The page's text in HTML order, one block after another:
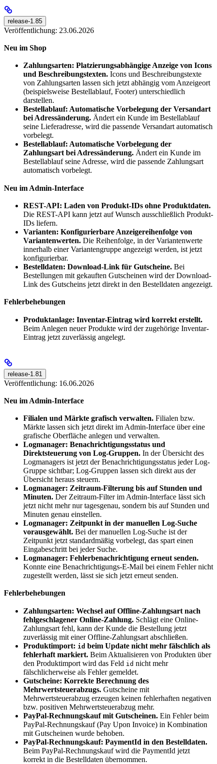
release-1.85
Veröffentlichung: 23.06.2026
Neu im Shop
Zahlungsarten: Platzierungsabhängige Anzeige von Icons
und Beschreibungstexten. Icons und Beschreibungstexte
von Zahlungsarten lassen sich jetzt abhängig vom Anzeigeort
(beispielsweise Bestellablauf, Footer) unterschiedlich
darstellen.
Bestellablauf: Automatische Vorbelegung der Versandart
bei Adressänderung. Ändert ein Kunde im Bestellablauf
seine Lieferadresse, wird die passende Versandart automatisch
vorbelegt.
Bestellablauf: Automatische Vorbelegung der
Zahlungsart bei Adressänderung. Ändert ein Kunde im
Bestellablauf seine Adresse, wird die passende Zahlungsart
automatisch vorbelegt.
Neu im Admin-Interface
REST-API: Laden von Produkt-IDs ohne Produktdaten.
Die REST-API kann jetzt auf Wunsch ausschließlich Produkt-
IDs liefern.
Varianten: Konfigurierbare Anzeigereihenfolge von
Variantenwerten. Die Reihenfolge, in der Variantenwerte
innerhalb einer Variantengruppe angezeigt werden, ist jetzt
konfigurierbar.
Bestelldaten: Download-Link für Gutscheine. Bei
Bestellungen mit gekauften Gutscheinen wird der Download-
Link des Gutscheins jetzt direkt in den Bestelldaten angezeigt.
Fehlerbehebungen
Produktanlage: Inventar-Eintrag wird korrekt erstellt.
Beim Anlegen neuer Produkte wird der zugehörige Inventar-
Eintrag jetzt zuverlässig angelegt.
release-1.81
Veröffentlichung: 16.06.2026
Neu im Admin-Interface
Filialen und Märkte grafisch verwalten. Filialen bzw.
Märkte lassen sich jetzt direkt im Admin-Interface über eine
grafische Oberfläche anlegen und verwalten.
Logmanager: Benachrichtigungsstatus und
Direktsteuerung von Log-Gruppen. In der Übersicht des
Logmanagers ist jetzt der Benachrichtigungsstatus jeder Log-
Gruppe sichtbar; Log-Gruppen lassen sich direkt aus der
Übersicht heraus steuern.
Logmanager: Zeitraum-Filterung bis auf Stunden und
Minuten. Der Zeitraum-Filter im Admin-Interface lässt sich
jetzt nicht mehr nur tagesgenau, sondern bis auf Stunden und
Minuten genau einstellen.
Logmanager: Zeitpunkt in der manuellen Log-Suche
vorausgewählt. Bei der manuellen Log-Suche ist der
Zeitpunkt jetzt standardmäßig vorbelegt, das spart einen
Eingabeschritt bei jeder Suche.
Logmanager: Fehlerbenachrichtigung erneut senden.
Konnte eine Benachrichtigungs-E-Mail bei einem Fehler nicht
zugestellt werden, lässt sie sich jetzt erneut senden.
Fehlerbehebungen
Zahlungsarten: Wechsel auf Offline-Zahlungsart nach
fehlgeschlagener Online-Zahlung. Schlägt eine Online-
Zahlungsart fehl, kann der Kunde die Bestellung jetzt
zuverlässig mit einer Offline-Zahlungsart abschließen.
Produktimport: id beim Update nicht mehr fälschlich als
fehlerhaft markiert. Beim Aktualisieren von Produkten über
den Produktimport wird das Feld id nicht mehr
fälschlicherweise als Fehler gemeldet.
Gutscheine: Korrekte Berechnung des
Mehrwertsteuerabzugs. Gutscheine mit
Mehrwertsteuerabzug erzeugen keinen fehlerhaften negativen
bzw. positiven Mehrwertsteuerabzug mehr.
PayPal-Rechnungskauf mit Gutscheinen. Ein Fehler beim
PayPal-Rechnungskauf (Pay Upon Invoice) in Kombination
mit Gutscheinen wurde behoben.
PayPal-Rechnungskauf: PaymentId in den Bestelldaten.
Beim PayPal-Rechnungskauf wird die PaymentId jetzt
korrekt in die Bestelldaten übernommen.